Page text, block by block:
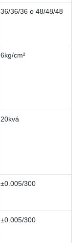
36/36/36 o 48/48/48
6kg/cm²
20kvá
±0.005/300
±0.005/300